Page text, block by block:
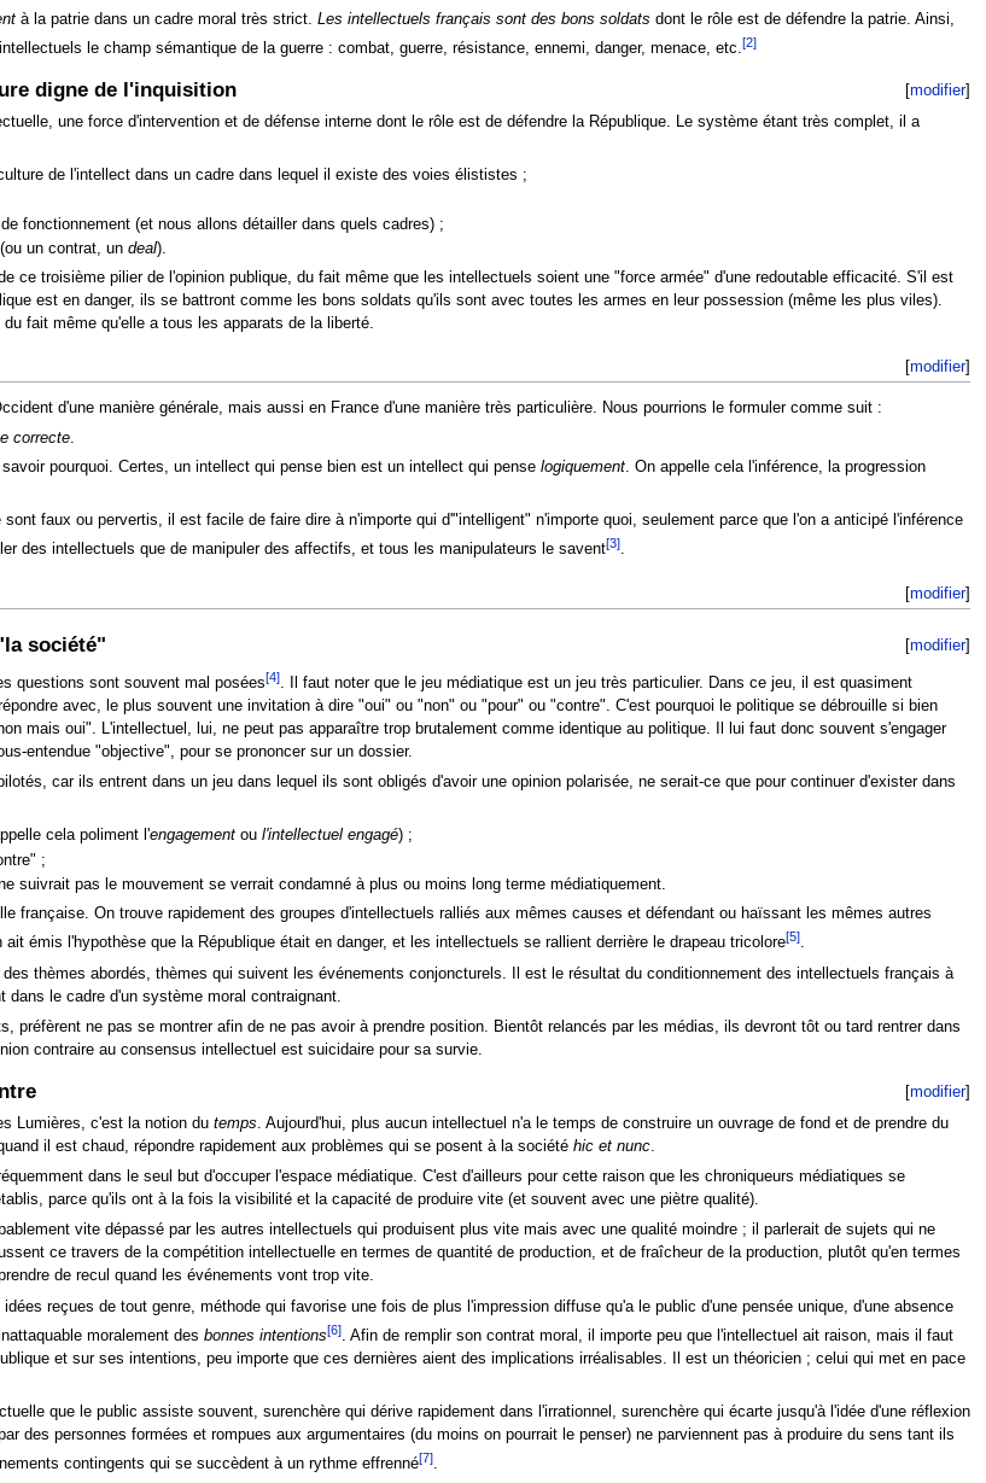
à la patrie dans un cadre moral très strict. Les intellectuels français sont des bons soldats dont le rôle est de défendre la patrie. Ainsi,
le champ sémantique de la guerre : combat, guerre, résistance, ennemi, danger, menace, etc.[2]
[modifier]
digne de l'inquisition
une force d'intervention et de défense interne dont le rôle est de défendre la République. Le système étant très complet, il a
de l'intellect dans un cadre dans lequel il existe des voies élististes ;
fonctionnement (et nous allons détailler dans quels cadres) ;
un contrat, un deal).
ce troisième pilier de l'opinion publique, du fait même que les intellectuels soient une "force armée" d'une redoutable efficacité. S'il est
est en danger, ils se battront comme les bons soldats qu'ils sont avec toutes les armes en leur possession (même les plus viles).
fait même qu'elle a tous les apparats de la liberté.
[modifier]
d'une manière générale, mais aussi en France d'une manière très particulière. Nous pourrions le formuler comme suit :
correcte.
pourquoi. Certes, un intellect qui pense bien est un intellect qui pense logiquement. On appelle cela l'inférence, la progression
faux ou pervertis, il est facile de faire dire à n'importe qui d'"intelligent" n'importe quoi, seulement parce que l'on a anticipé l'inférence
des intellectuels que de manipuler des affectifs, et tous les manipulateurs le savent[3].
[modifier]
[modifier]
société"
questions sont souvent mal posées[4]. Il faut noter que le jeu médiatique est un jeu très particulier. Dans ce jeu, il est quasiment
avec, le plus souvent une invitation à dire "oui" ou "non" ou "pour" ou "contre". C'est pourquoi le politique se débrouille si bien
mais oui". L'intellectuel, lui, ne peut pas apparaître trop brutalement comme identique au politique. Il lui faut donc souvent s'engager
entendue "objective", pour se prononcer sur un dossier.
car ils entrent dans un jeu dans lequel ils sont obligés d'avoir une opinion polarisée, ne serait-ce que pour continuer d'exister dans
cela poliment l'engagementou l'intellectuel engagé) ;
;
suivrait pas le mouvement se verrait condamné à plus ou moins long terme médiatiquement.
française. On trouve rapidement des groupes d'intellectuels ralliés aux mêmes causes et défendant ou haïssant les mêmes autres
émis l'hypothèse que la République était en danger, et les intellectuels se rallient derrière le drapeau tricolore[5].
thèmes abordés, thèmes qui suivent les événements conjoncturels. Il est le résultat du conditionnement des intellectuels français à
le cadre d'un système moral contraignant.
préfèrent ne pas se montrer afin de ne pas avoir à prendre position. Bientôt relancés par les médias, ils devront tôt ou tard rentrer dans
contraire au consensus intellectuel est suicidaire pour sa survie.
[modifier]
Lumières, c'est la notion du temps . Aujourd'hui, plus aucun intellectuel n'a le temps de construire un ouvrage de fond et de prendre du
il est chaud, répondre rapidement aux problèmes qui se posent à la société hic et nunc.
dans le seul but d'occuper l'espace médiatique. C'est d'ailleurs pour cette raison que les chroniqueurs médiatiques se
parce qu'ils ont à la fois la visibilité et la capacité de produire vite (et souvent avec une piètre qualité).
vite dépassé par les autres intellectuels qui produisent plus vite mais avec une qualité moindre ; il parlerait de sujets qui ne
ce travers de la compétition intellectuelle en termes de quantité de production, et de fraîcheur de la production, plutôt qu'en termes
de recul quand les événements vont trop vite.
reçues de tout genre, méthode qui favorise une fois de plus l'impression diffuse qu'a le public d'une pensée unique, d'une absence
moralement des bonnes intentions[6]. Afin de remplir son contrat moral, il importe peu que l'intellectuel ait raison, mais il faut
et sur ses intentions, peu importe que ces dernières aient des implications irréalisables. Il est un théoricien ; celui qui met en pace
que le public assiste souvent, surenchère qui dérive rapidement dans l'irrationnel, surenchère qui écarte jusqu'à l'idée d'une réflexion
des personnes formées et rompues aux argumentaires (du moins on pourrait le penser) ne parviennent pas à produire du sens tant ils
contingents qui se succèdent à un rythme effrenné[7].